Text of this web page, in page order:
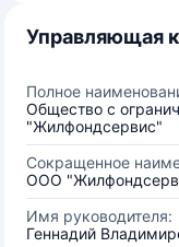
Управляющая
Полное
Общество с
"Жилфондсервис"
Сокращенное
ООО
Имя руководителя:
Геннадий